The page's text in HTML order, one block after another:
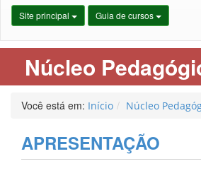
Site principal Guia de cursos
Núcleo
Você está em: Início Núcleo
APRESENTAÇÃO